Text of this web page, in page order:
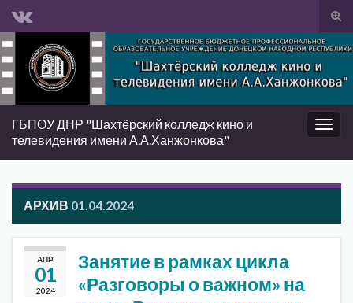
Вкл/
Search for:
Вкл/
ГБПОУ ДНР "Шахтёрский колледж кино и
телевидения имени А.А.Ханжонкова"
АРХИВ 01.04.2024
АПР
01
2024
Занятие в рамках цикла
«Разговоры о важном» на